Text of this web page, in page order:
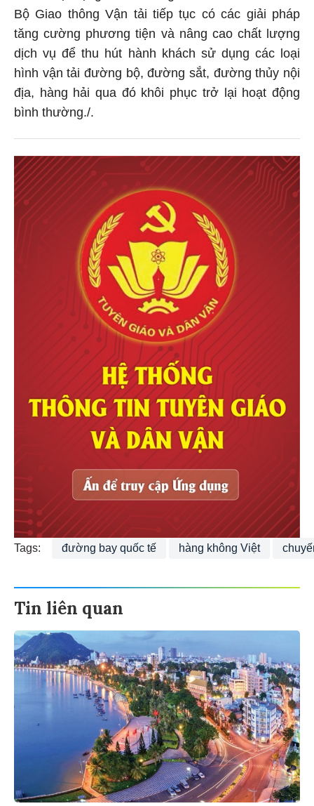
Bộ Giao thông Vận tải tiếp tục có các giải pháp
tăng cường phương tiện và nâng cao chất lượng
dịch vụ để thu hút hành khách sử dụng các loại
hình vận tải đường bộ, đường sắt, đường thủy nội
địa, hàng hải qua đó khôi phục trở lại hoạt động
bình thường./.
Tags: đường bay quốc tế hàng không Việt
Tin liên quan